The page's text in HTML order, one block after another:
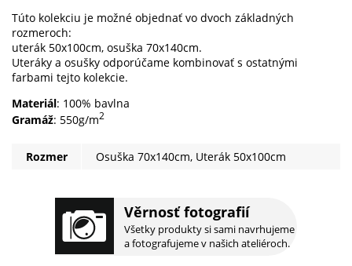
Věrnosť fotografií
Všetky produkty si sami navrhujeme
a fotografujeme v našich ateliéroch.
Túto kolekciu je možné objednať vo dvoch základných
rozmeroch:
uterák 50x100cm, osuška 70x140cm.
Uteráky a osušky odporúčame kombinovať s ostatnými
farbami tejto kolekcie.
Materiál: 100% bavlna
Gramáž: 550g/m2
Rozmer Osuška 70x140cm, Uterák 50x100cm